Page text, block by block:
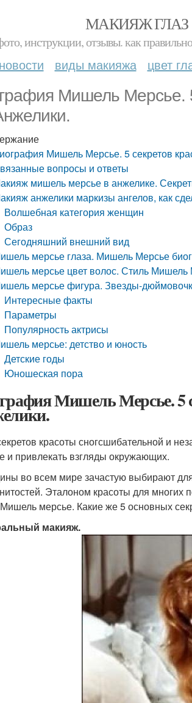
МАКИЯЖ ГЛАЗ
инструкции, отзывы. как
новости виды макияжа цвет
Мишель Мерсье.
Мишель Мерсье. 5 секретов
вопросы и ответы
мишель мерсье в анжелике.
анжелики маркизы ангелов, как
Волшебная категория женщин
Образ
Сегодняшний внешний вид
мерсье глаза. Мишель Мерсье
мерсье цвет волос. Стиль Мишель
мерсье фигура. Звезды-
Интересные факты
Параметры
Популярность актрисы
мерсье: детство и юность
Детские годы
Юношеская пора
Мишель Мерсье. 5
красоты сногсшибательной и
и привлекать взгляды окружающих.
во всем мире зачастую выбирают
Эталоном красоты для многих
мерсье. Какие же 5 основных
макияж.